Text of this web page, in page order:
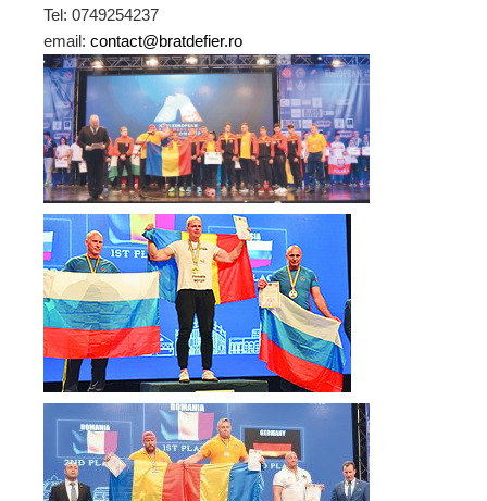
Tel: 0749254237
email: contact@bratdefier.ro